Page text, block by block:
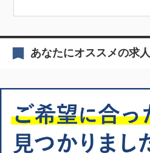
あなたにオススメの求人